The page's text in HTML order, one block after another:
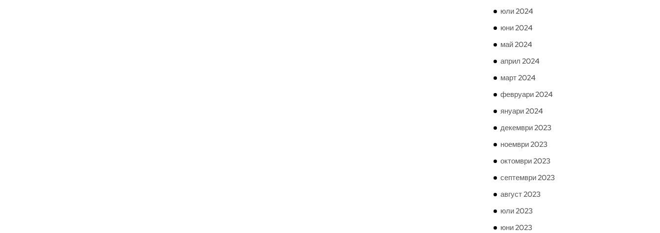
юли 2024
юни 2024
май 2024
април 2024
март 2024
февруари 2024
януари 2024
декември 2023
ноември 2023
октомври 2023
септември 2023
август 2023
юли 2023
юни 2023